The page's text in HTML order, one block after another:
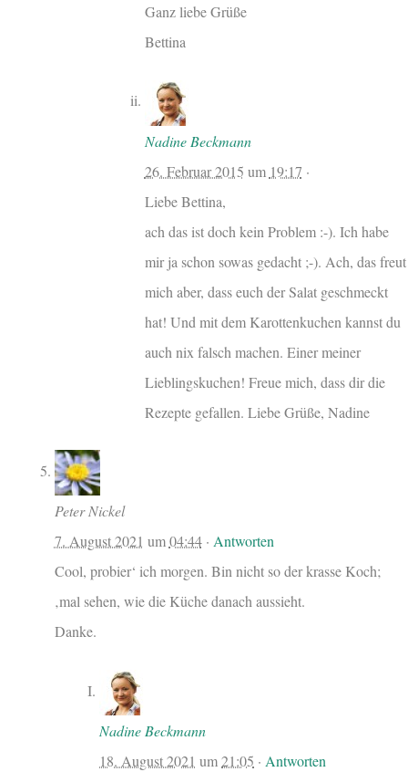
Ganz liebe Grüße
Bettina
Nadine Beckmann
26. Februar 2015 um 19:17 ·
Liebe Bettina,
ach das ist doch kein Problem :-). Ich habe
mir ja schon sowas gedacht ;-). Ach, das freut
mich aber, dass euch der Salat geschmeckt
hat! Und mit dem Karottenkuchen kannst du
auch nix falsch machen. Einer meiner
Lieblingskuchen! Freue mich, dass dir die
Rezepte gefallen. Liebe Grüße, Nadine
Peter Nickel
7. August 2021 um04:44· Antworten
Cool, probier‘ ich morgen. Bin nicht so der krasse Koch;
‚mal sehen, wie die Küche danach aussieht.
Danke.
Nadine Beckmann
18. August 2021 um21:05 ·Antworten